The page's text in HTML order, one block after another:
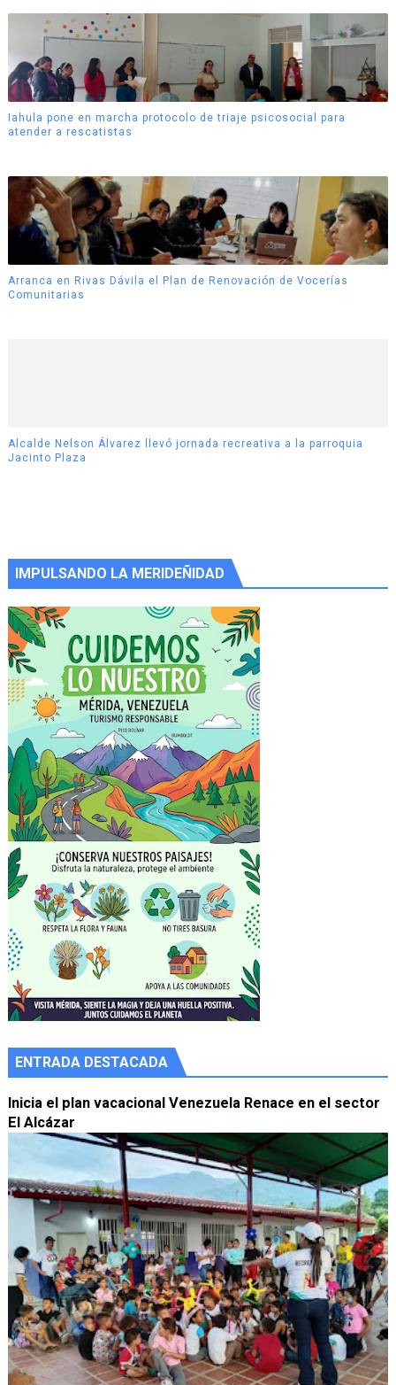
Iahula pone en marcha protocolo de triaje psicosocial para
atender a rescatistas
Arranca en Rivas Dávila el Plan de Renovación de Vocerías
Comunitarias
Alcalde Nelson Álvarez llevó jornada recreativa a la parroquia
Jacinto Plaza
IMPULSANDO LA MERIDEÑIDAD
ENTRADA DESTACADA
Inicia el plan vacacional Venezuela Renace en el sector
El Alcázar